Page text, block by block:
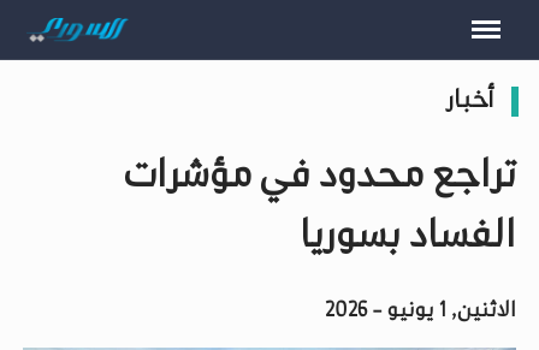
أخبار
تراجع محدود في مؤشرات
الفساد بسوريا
الاثنين, 1 يونيو - 2026